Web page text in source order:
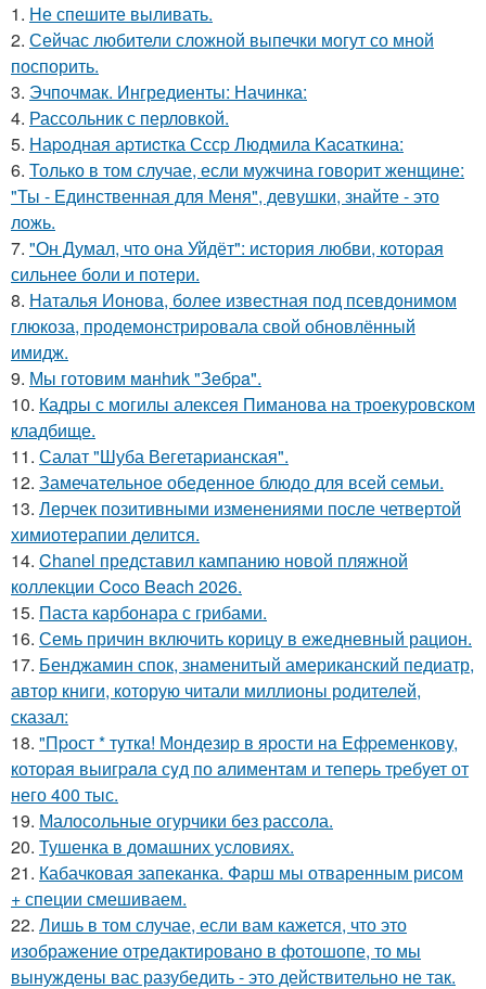
1. Не спешите выливать.
2. Сейчас любители сложной выпечки могут со мной
поспорить.
3. Эчпочмак. Ингредиенты: Начинка:
4. Рассольник с перловкой.
5. Hаpoдная аpтиcтка Сссp Людмила Kаcаткина:
6. Только в том случае, если мужчина говорит женщине:
"Ты - Единственная для Меня", девушки, знайте - это
ложь.
7. "Он Думал, что она Уйдёт": история любви, которая
сильнее боли и потери.
8. Наталья Ионова, более известная под псевдонимом
глюкоза, продемонстрировала свой обновлённый
имидж.
9. Мы готовим мaнhиk "Зeбpa".
10. Кадры с могилы алексея Пиманова на троекуровском
кладбище.
11. Салат "Шуба Вегетарианская".
12. Замечательное обеденное блюдо для всей семьи.
13. Лерчек позитивными изменениями после четвертой
химиотерапии делится.
14. Chanel представил кампанию новой пляжной
коллекции Coco Beach 2026.
15. Паста карбонара с грибами.
16. Семь причин включить корицу в ежедневный рацион.
17. Бенджамин спок, знаменитый американский педиатр,
автор книги, которую читали миллионы родителей,
сказал:
18. "Пpост * тyткa! Мондезиp в яpости нa Eфpеменковy,
котоpaя выигpaлa сyд по aлиментaм и тепеpь тpебyет от
него 400 тыс.
19. Малосольные огурчики без рассола.
20. Тушенка в домашних условиях.
21. Кабачковая запеканка. Фарш мы отваренным рисом
+ специи смешиваем.
22. Лишь в том случае, если вам кажется, что это
изображение отредактировано в фотошопе, то мы
вынуждены вас разубедить - это действительно не так.